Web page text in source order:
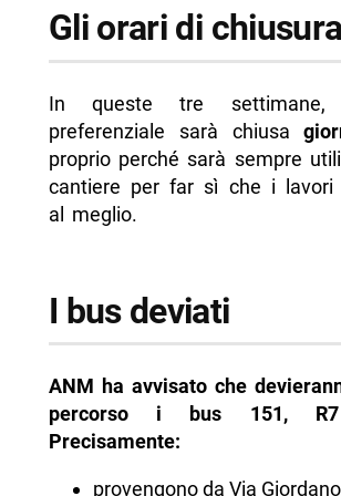
Gli orari di chiusura
In queste tre
preferenziale sarà chiusa
proprio perché sarà sempre
cantiere per far sì che i lavori
al meglio.
I bus deviati
ANM ha avvisato che
percorso i bus 151,
Precisamente:
provengono da Via